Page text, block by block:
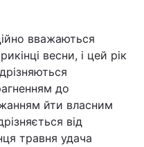
вважаються
весни, і цей рік
до
йти власним
від
травня удача